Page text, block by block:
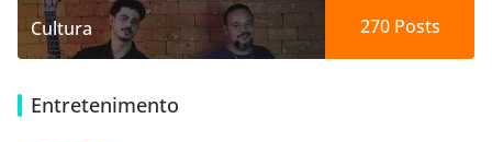
Cultura 270Posts
Entretenimento